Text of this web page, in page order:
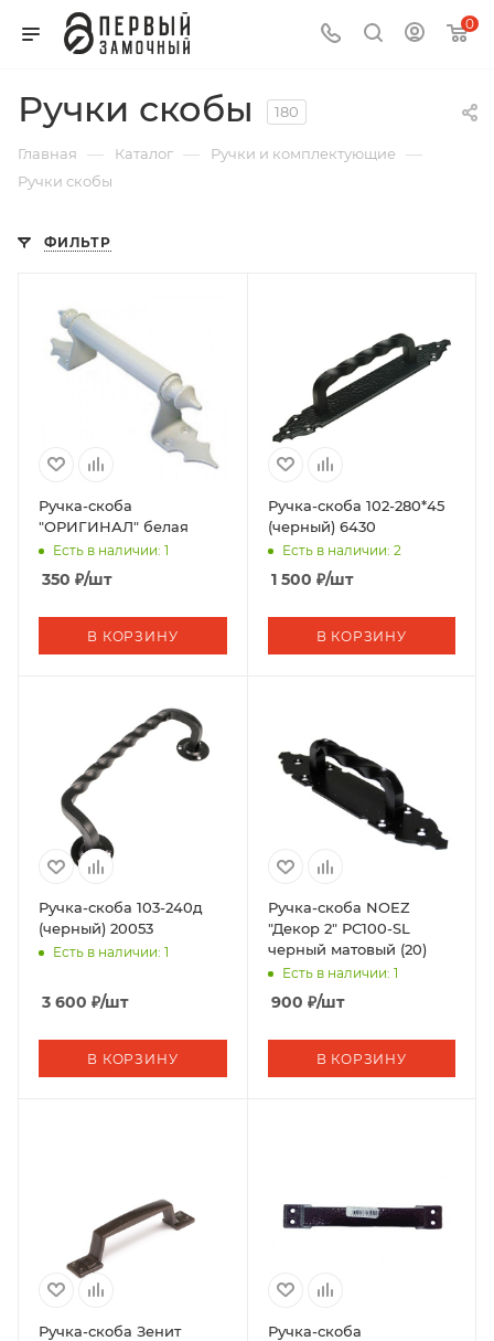
0
Ручки скобы 180
Главная — Каталог — Ручки и комплектующие —
Ручки скобы
ФИЛЬТР
Ручка-скоба
"ОРИГИНАЛ" белая
Есть в наличии: 1
350 ₽/шт
В КОРЗИНУ
Ручка-скоба 102-280*45
(черный) 6430
Есть в наличии: 2
1 500 ₽/шт
В КОРЗИНУ
Ручка-скоба 103-240д
(черный) 20053
Есть в наличии: 1
3 600 ₽/шт
В КОРЗИНУ
Ручка-скоба NOEZ
"Декор 2" РС100-SL
черный матовый (20)
Есть в наличии: 1
900 ₽/шт
В КОРЗИНУ
Ручка-скоба Зенит
Ручка-скоба